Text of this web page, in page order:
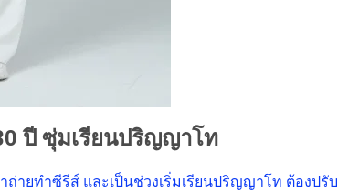
ปี ซุ่มเรียนปริญญาโท
ายทำซีรีส์ และเป็นช่วงเริ่มเรียนปริญญาโท ต้องปรับ